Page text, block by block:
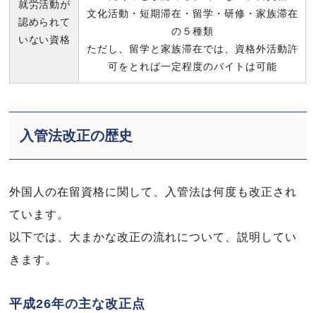
就労活動が
認められて
いない資格
文化活動・短期滞在・留学・研修・家族滞在
の５種類
ただし、留学と家族滞在では、資格外活動許
可をとれば一定程度のバイトは可能
入管法改正の歴史
外国人の在留資格に関して、入管法は何度も改正され
ています。
以下では、大まかな改正の流れについて、説明してい
きます。
平成26年の主な改正点